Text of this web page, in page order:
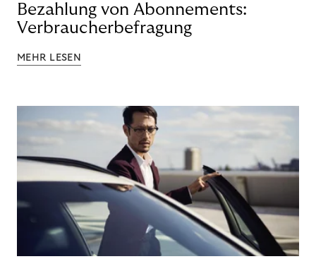
Bezahlung von Abonnements:
Verbraucherbefragung
MEHR LESEN